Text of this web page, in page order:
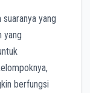
yang
yang
berfungsi